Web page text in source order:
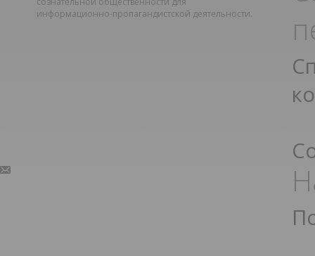
информационно-пропагандистской деятельности.